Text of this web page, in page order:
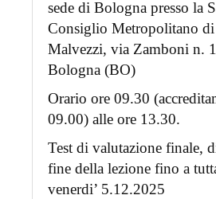
sede di Bologna presso la
Consiglio Metropolitano di
Malvezzi, via Zamboni n.
Bologna (BO)
Orario ore 09.30
09.00) alle ore 13.30.
Test di valutazione finale,
fine della lezione fino a
venerdi’ 5.12.2025